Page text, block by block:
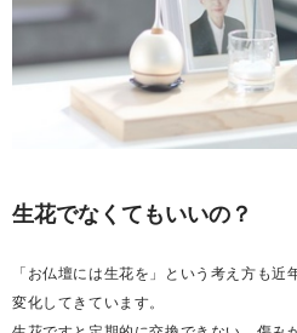
生花でなくてもいいの？
「お仏壇には生花を」という考え方も近
変化してきています。